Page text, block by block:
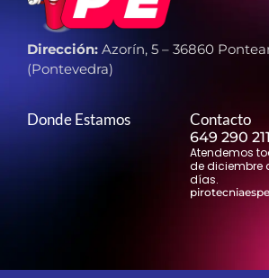
Dirección: Azorín, 5 – 36860
(Pontevedra)
Donde Estamos Contacto
649 290 211
Atendemos
de diciembre
días.